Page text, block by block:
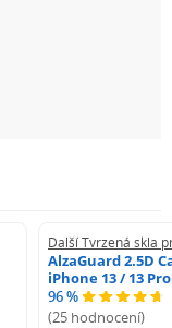
Další Tvrzená skla
AlzaGuard 2.5D
iPhone 13 / 13 Pro
96 %
(25 hodnocení)